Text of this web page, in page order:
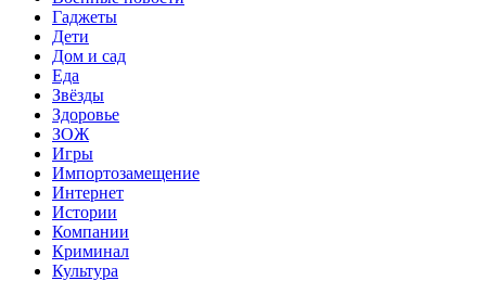
Гаджеты
Дети
Дом и сад
Еда
Звёзды
Здоровье
ЗОЖ
Игры
Импортозамещение
Интернет
Истории
Компании
Криминал
Культура